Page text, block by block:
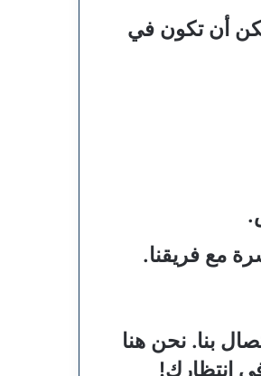
أن تكون في
مع فريقنا.
بنا. نحن هنا
انتظارك!